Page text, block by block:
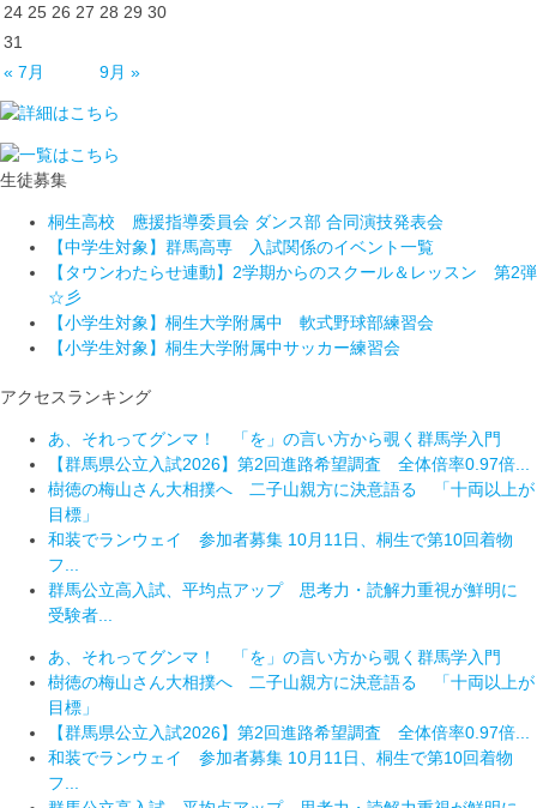
24 25 26 27 28 29 30
31
« 7月
9月 »
生徒募集
桐生高校 應援指導委員会 ダンス部 合同演技発表会
【中学生対象】群馬高専 入試関係のイベント一覧
【タウンわたらせ連動】2学期からのスクール＆レッスン 第2弾
☆彡
【小学生対象】桐生大学附属中 軟式野球部練習会
【小学生対象】桐生大学附属中サッカー練習会
アクセスランキング
あ、それってグンマ！ 「を」の言い方から覗く群馬学入門
【群馬県公立入試2026】第2回進路希望調査 全体倍率0.97倍...
樹徳の梅山さん大相撲へ 二子山親方に決意語る 「十両以上が
目標」
和装でランウェイ 参加者募集 10月11日、桐生で第10回着物
フ...
群馬公立高入試、平均点アップ 思考力・読解力重視が鮮明に
受験者...
あ、それってグンマ！ 「を」の言い方から覗く群馬学入門
樹徳の梅山さん大相撲へ 二子山親方に決意語る 「十両以上が
目標」
【群馬県公立入試2026】第2回進路希望調査 全体倍率0.97倍...
和装でランウェイ 参加者募集 10月11日、桐生で第10回着物
フ...